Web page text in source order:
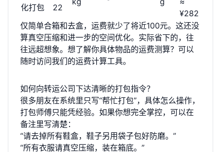
化打包
22
¥282
仅简单合箱和去盒，运费就少了将近100元。这还没
算真空压缩和进一步的空间优化。实际省下的，往
往远超想象。想了解你具体物品的运费测算？可以
随时访问我们的运费计算工具。
如何向转运公司下达清晰的打包指令？
很多朋友在系统里只写“帮忙打包”，具体怎么操作，
打包师傅只能凭经验。如果你想完全掌控，可以在
备注里写清楚：
“请去掉所有鞋盒，鞋子另用袋子包好防磨。”
“所有衣服请真空压缩，装在箱底。”